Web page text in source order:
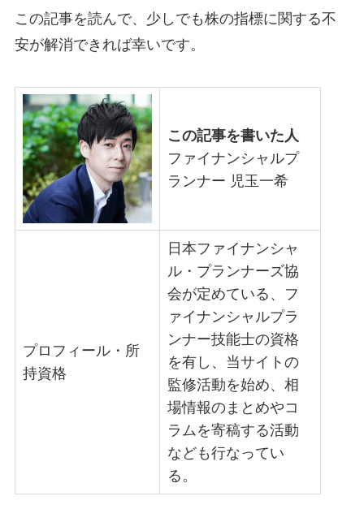
この記事を読んで、少しでも株の指標に関する不
安が解消できれば幸いです。
この記事を書いた人
ファイナンシャルプ
ランナー 児玉一希
プロフィール・所
持資格
日本ファイナンシャ
ル・プランナーズ協
会が定めている、フ
ァイナンシャルプラ
ンナー技能士の資格
を有し、当サイトの
監修活動を始め、相
場情報のまとめやコ
ラムを寄稿する活動
なども行なってい
る。